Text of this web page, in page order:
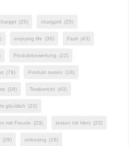
(25) chatgpt4 (25)
enjoying life (36) Fazit (43)
Produktbewertung (22)
(79) Produkt testen (18)
(18) Testbericht (43)
glücklich (23)
mit Freude (23) testen mit Herz (23)
(29) unboxing (19)